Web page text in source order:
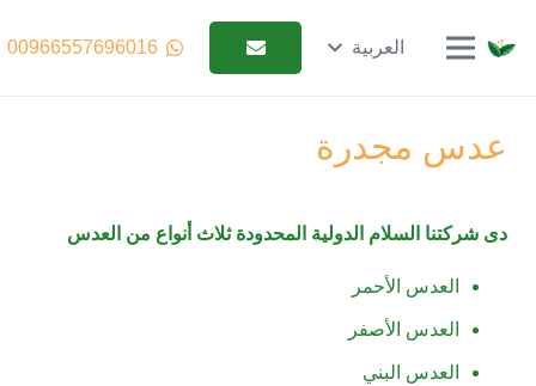
العربية 00966557696016
عدس مجدرة
دى شركتنا السلام الدولية المحدودة ثلاث أنواع من العدس
العدس الأحمر
العدس الأصفر
العدس البني